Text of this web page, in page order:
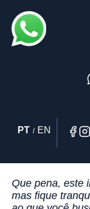
PT / EN
Que pena, este
mas fique